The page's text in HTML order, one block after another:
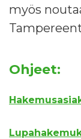
myös
Ohjeet: